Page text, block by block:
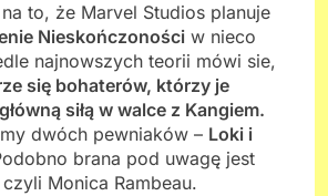
to, że Marvel Studios planuje
Nieskończoności w nieco
najnowszych teorii mówi sie,
się bohaterów, którzy je
siłą w walce z Kangiem.
dwóch pewniaków – Loki i
brana pod uwagę jest
Monica Rambeau.